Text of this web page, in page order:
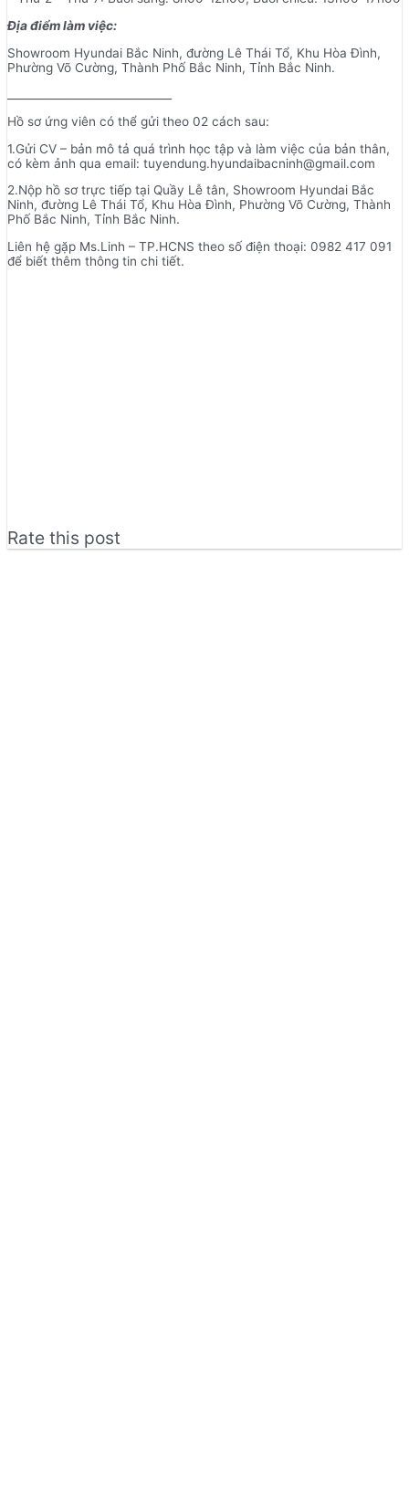
Địa điểm làm việc:
Showroom Hyundai Bắc Ninh, đường Lê Thái Tổ, Khu Hòa Đình,
Phường Võ Cường, Thành Phố Bắc Ninh, Tỉnh Bắc Ninh.
Hồ sơ ứng viên có thể gửi theo 02 cách sau:
1.Gửi CV – bản mô tả quá trình học tập và làm việc của bản thân,
có kèm ảnh qua email: tuyendung.hyundaibacninh@gmail.com
2.Nộp hồ sơ trực tiếp tại Quầy Lễ tân, Showroom Hyundai Bắc
Ninh, đường Lê Thái Tổ, Khu Hòa Đình, Phường Võ Cường, Thành
Phố Bắc Ninh, Tỉnh Bắc Ninh.
Liên hệ gặp Ms.Linh – TP.HCNS theo số điện thoại: 0982 417 091
để biết thêm thông tin chi tiết.
Rate this post